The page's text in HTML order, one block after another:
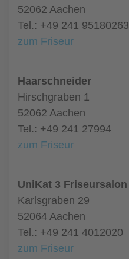
52062 Aachen
Tel.: +49 241 95180263
zum Friseur
Haarschneider
Hirschgraben 1
52062 Aachen
Tel.: +49 241 27994
zum Friseur
UniKat 3 Friseursalon
Karlsgraben 29
52064 Aachen
Tel.: +49 241 4012020
zum Friseur